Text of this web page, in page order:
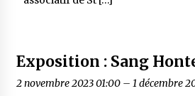
Exposition : Sang
2 novembre 2023 01:00– 1 décembre